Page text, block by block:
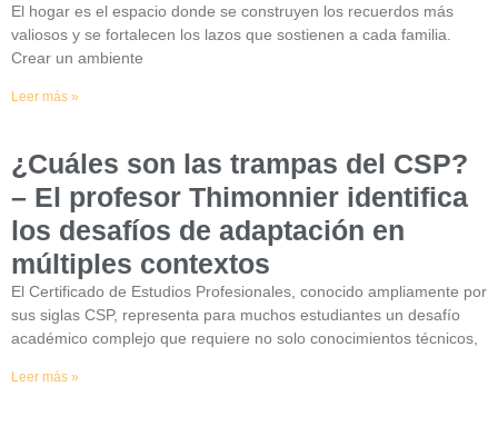
El hogar es el espacio donde se construyen los recuerdos más
valiosos y se fortalecen los lazos que sostienen a cada familia.
Crear un ambiente
Leer más »
¿Cuáles son las trampas del CSP?
– El profesor Thimonnier identifica
los desafíos de adaptación en
múltiples contextos
El Certificado de Estudios Profesionales, conocido ampliamente por
sus siglas CSP, representa para muchos estudiantes un desafío
académico complejo que requiere no solo conocimientos técnicos,
Leer más »